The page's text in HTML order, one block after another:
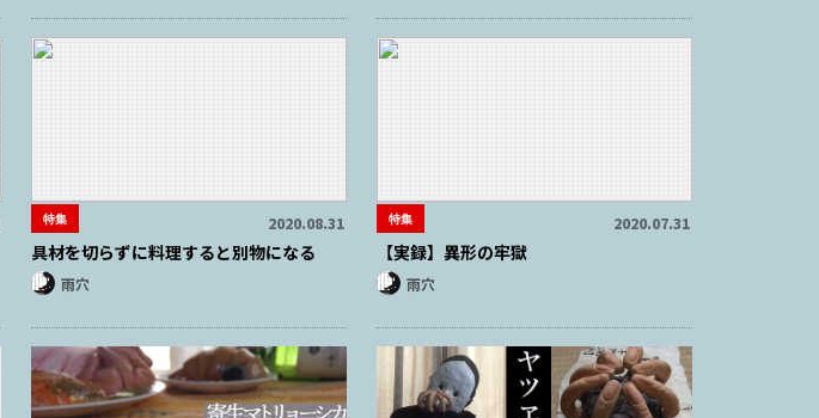
特集 2020.08.31
具材を切らずに料理すると別物になる
雨穴
特集 2020.07.31
【実録】異形の牢獄
雨穴